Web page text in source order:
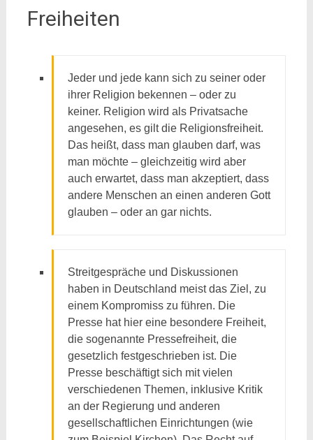
Freiheiten
Jeder und jede kann sich zu seiner oder
ihrer Religion bekennen – oder zu
keiner. Religion wird als Privatsache
angesehen, es gilt die Religionsfreiheit.
Das heißt, dass man glauben darf, was
man möchte – gleichzeitig wird aber
auch erwartet, dass man akzeptiert, dass
andere Menschen an einen anderen Gott
glauben – oder an gar nichts.
Streitgespräche und Diskussionen
haben in Deutschland meist das Ziel, zu
einem Kompromiss zu führen. Die
Presse hat hier eine besondere Freiheit,
die sogenannte Pressefreiheit, die
gesetzlich festgeschrieben ist. Die
Presse beschäftigt sich mit vielen
verschiedenen Themen, inklusive Kritik
an der Regierung und anderen
gesellschaftlichen Einrichtungen (wie